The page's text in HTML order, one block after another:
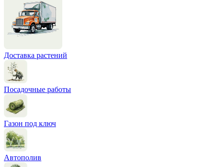
Доставка растений
Посадочные работы
Газон под ключ
Автополив